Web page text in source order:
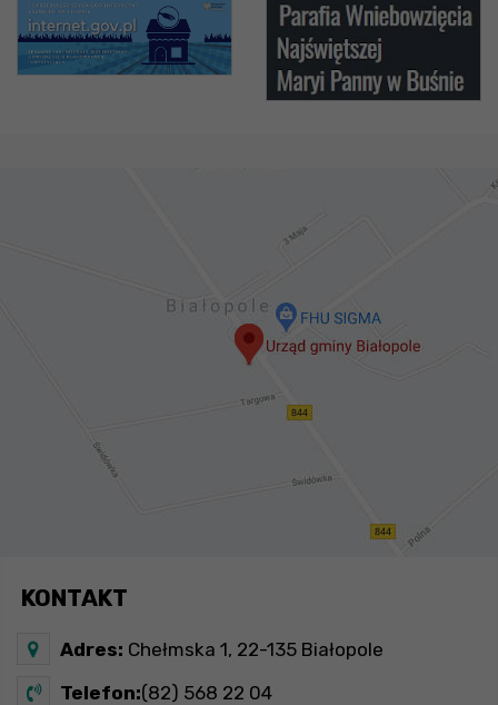
KONTAKT
Adres: Chełmska 1, 22-135 Białopole
Telefon:(82) 568 22 04